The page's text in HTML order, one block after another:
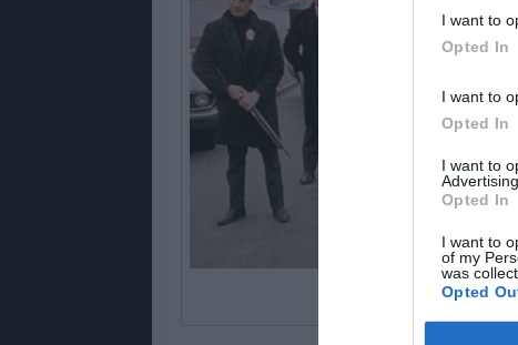
I want to
Opted In
I want to
Opted In
I want to
Advertising.
Opted In
I want to
of my
was
Opted ©